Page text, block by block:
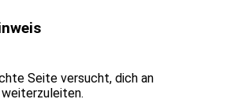
Seite versucht, dich an
weiterzuleiten.